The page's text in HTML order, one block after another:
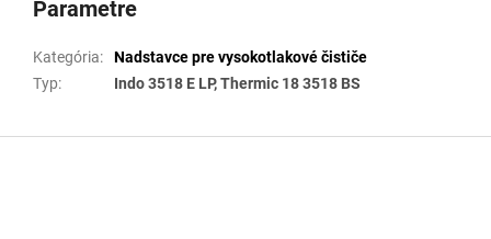
Parametre
Kategória:
Nadstavce pre vysokotlakové čističe
Typ: Indo 3518 E LP, Thermic 18 3518 BS